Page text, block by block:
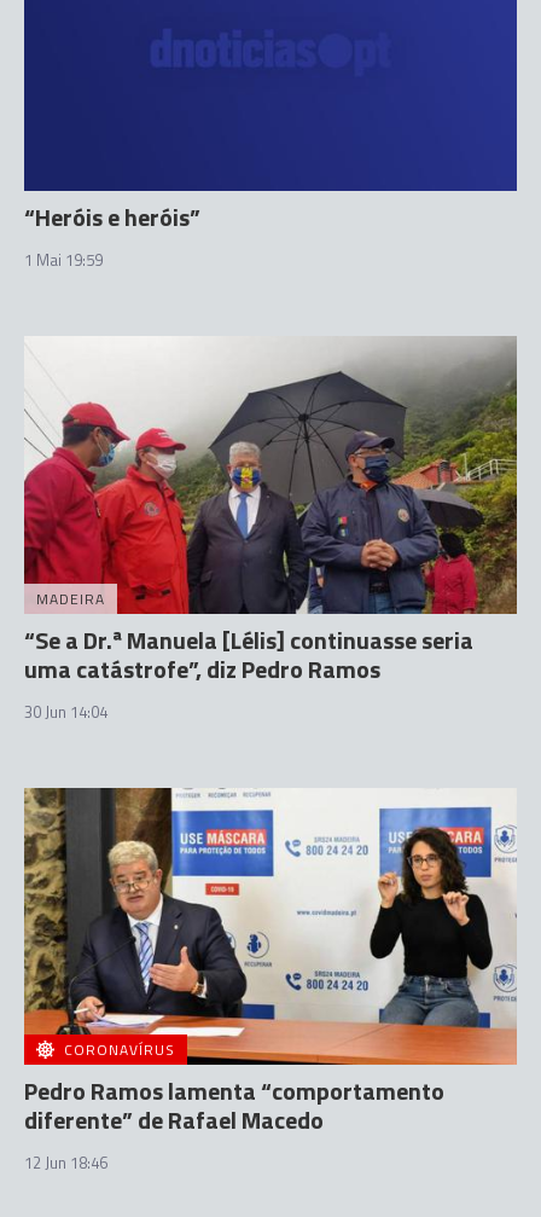
“Heróis e heróis”
1 Mai 19:59
MADEIRA
“Se a Dr.ª Manuela [Lélis] continuasse seria
uma catástrofe”, diz Pedro Ramos
30 Jun 14:04
CORONAVÍRUS
Pedro Ramos lamenta “comportamento
diferente” de Rafael Macedo
12 Jun 18:46